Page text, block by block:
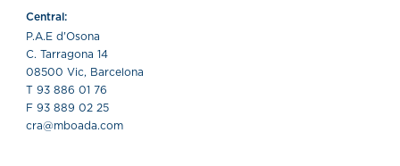
Central:
P.A.E d'Osona
C. Tarragona 14
08500 Vic, Barcelona
T 93 886 01 76
F 93 889 02 25
cra@mboada.com